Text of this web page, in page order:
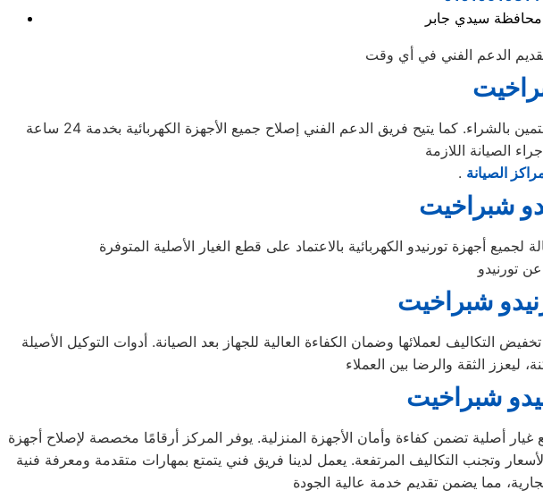
محافظة سيدي جابر
يوجد فريق محترف يوفر الدعم للعملاء ويحرص دائمًا على راحتهم، مع تقديم شرح للمنتجات ومميزاتها للمهتمين بالشراء. كما يتيح فريق الدعم الفني إصلاح جميع الأجهزة الكهربائية بخدمة 24 ساعة
الصيانة
شبراخيت
عن تورنيدو
شبراخيت
التكاليف لعملائها وضمان الكفاءة العالية للجهاز بعد الصيانة. أدوات التوكيل الأصيلة
شبراخيت
أصلية تضمن كفاءة وأمان الأجهزة المنزلية. يوفر المركز أرقامًا مخصصة لإصلاح أجهزة
وتجنب التكاليف المرتفعة. يعمل لدينا فريق فني يتمتع بمهارات متقدمة ومعرفة فنية